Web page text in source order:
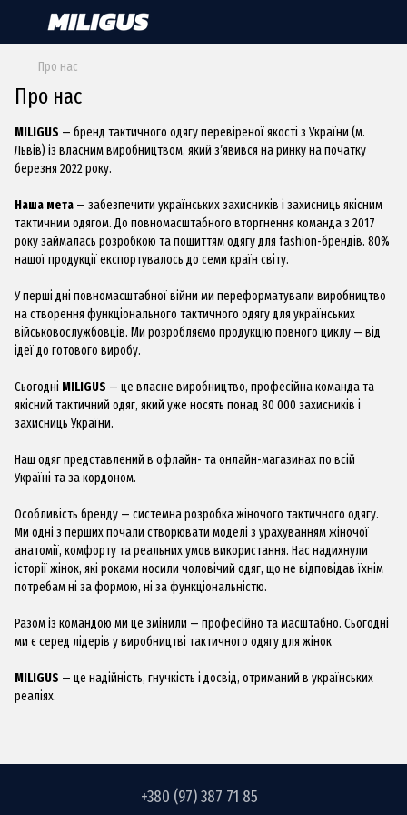
Про нас
Про нас
MILIGUS — бренд тактичного одягу перевіреної якості з України (м.
Львів) із власним виробництвом, який з’явився на ринку на початку
березня 2022 року.
Наша мета — забезпечити українських захисників і захисниць якісним
тактичним одягом. До повномасштабного вторгнення команда з 2017
року займалась розробкою та пошиттям одягу для fashion-брендів. 80%
нашої продукції експортувалось до семи країн світу.
У перші дні повномасштабної війни ми переформатували виробництво
на створення функціонального тактичного одягу для українських
військовослужбовців. Ми розробляємо продукцію повного циклу — від
ідеї до готового виробу.
Сьогодні MILIGUS — це власне виробництво, професійна команда та
якісний тактичний одяг, який уже носять понад 80 000 захисників і
захисниць України.
Наш одяг представлений в офлайн- та онлайн-магазинах по всій
Україні та за кордоном.
Особливість бренду — системна розробка жіночого тактичного одягу.
Ми одні з перших почали створювати моделі з урахуванням жіночої
анатомії, комфорту та реальних умов використання. Нас надихнули
історії жінок, які роками носили чоловічий одяг, що не відповідав їхнім
потребам ні за формою, ні за функціональністю.
Разом із командою ми це змінили — професійно та масштабно. Сьогодні
ми є серед лідерів у виробництві тактичного одягу для жінок
MILIGUS — це надійність, гнучкість і досвід, отриманий в українських
реаліях.
+380 (97) 387 71 85